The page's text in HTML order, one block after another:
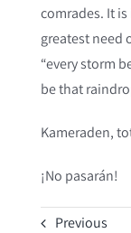
comrades. It
greatest need
“every storm
be that
Kameraden,
¡No pasarán!
Previous